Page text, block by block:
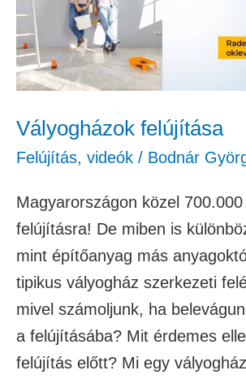
Vályogházok felújítása
Felújítás, videók / Bodnár
Magyarországon közel
felújításra! De miben is
mint építőanyag más
tipikus vályogház szerkezeti
mivel számoljunk, ha
a felújításába? Mit érdemes
felújítás előtt? Mi egy vályogház